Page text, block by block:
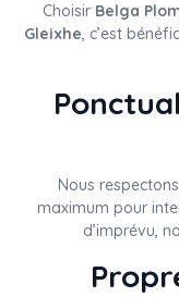
Choisir Belga
Gleixhe, c’est
Nous
maximum pour
d’imprévu,